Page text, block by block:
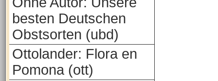
besten Deutschen
Obstsorten (ubd)
Ottolander: Flora en
Pomona (ott)